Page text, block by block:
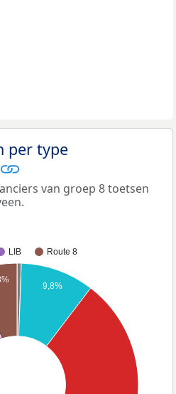
per type
van groep 8 toetsen
LIB Route 8
9,8%